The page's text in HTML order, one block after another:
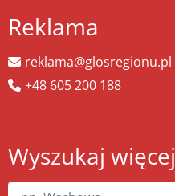
Reklama
reklama@glosregionu.pl
+48 605 200 188
Wyszukaj więcej